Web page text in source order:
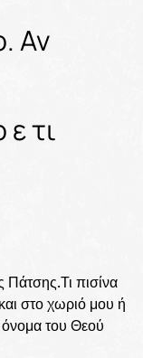
Αν
τι
Πάτσης.Τι πισίνα
στο χωριό μου ή
όνομα του Θεού